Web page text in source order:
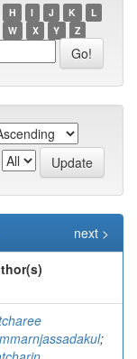
H I J K
L
W X Y Z
next >
;